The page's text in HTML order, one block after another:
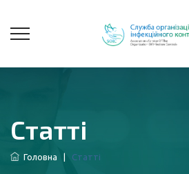
Статті
Головна Статті